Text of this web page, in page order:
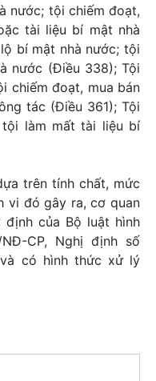
nước; tội chiếm đoạt,
tài liệu bí mật nhà
bí mật nhà nước; tội
nước (Điều 338); Tội
chiếm đoạt, mua bán
tác (Điều 361); Tội
làm mất tài liệu bí
trên tính chất, mức
vi đó gây ra, cơ quan
của Bộ luật hình
CP, Nghị định số
có hình thức xử lý